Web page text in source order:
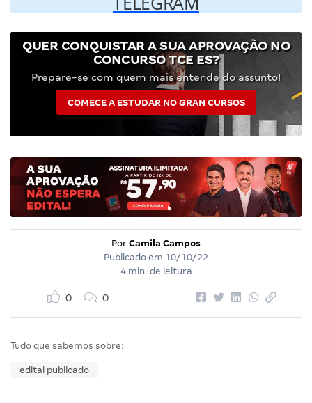
QUER CONQUISTAR A SUA APROVAÇÃO NO
CONCURSO TCE ES?
Prepare-se com quem mais entende do assunto!
COMECE A ESTUDAR NO GRAN CURSOS
Por Camila Campos
Publicado em 10/10/22
4 min. de leitura
0 0
Tudo que sabemos sobre:
edital publicado